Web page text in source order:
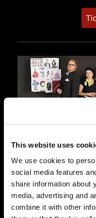
This website uses
We use cookies to
social media features
share information about
media, advertising and
combine it with other
SO.
17.01.2027
Mosbacher Brauhaus
Eisenbahnstr. 18
74821 Mosbach
Auf der Karte